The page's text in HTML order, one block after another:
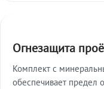
Огнезащита
Комплект с
обеспечивает предел